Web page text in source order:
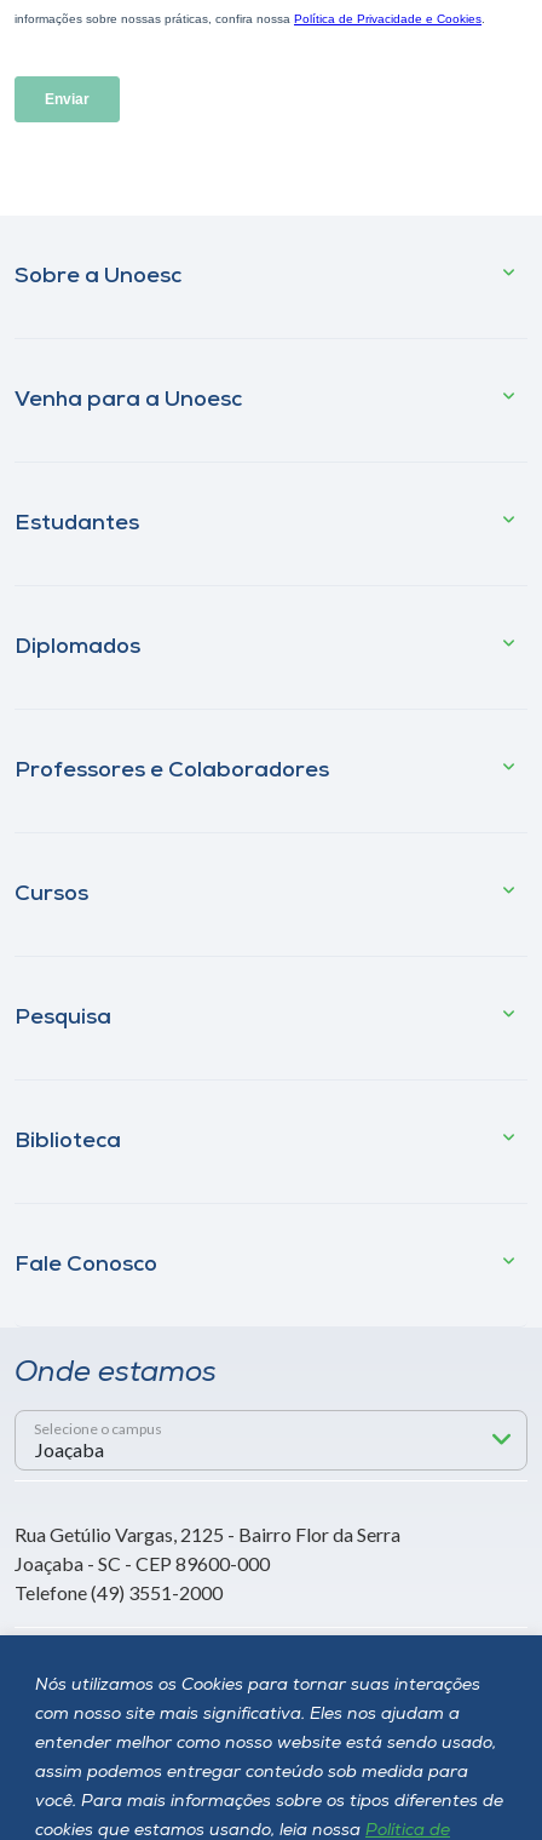
Nós utilizamos os Cookies para tornar suas interações
com nosso site mais significativa. Eles nos ajudam a
entender melhor como nosso website está sendo usado,
assim podemos entregar conteúdo sob medida para
você. Para mais informações sobre os tipos diferentes de
cookies que estamos usando, leia nossa Política de
Sobre a Unoesc
Venha para a Unoesc
Estudantes
Diplomados
Professores e Colaboradores
Cursos
Pesquisa
Biblioteca
Fale Conosco
Onde estamos
Selecione o campus
Rua Getúlio Vargas, 2125 - Bairro Flor da Serra
Joaçaba - SC - CEP 89600-000
Telefone (49) 3551-2000
Siga a Unoesc